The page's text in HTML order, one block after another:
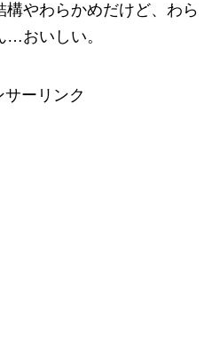
やわらかめだけど、わら
…おいしい。
サーリンク